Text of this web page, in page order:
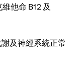
他命 B12 及
及神經系統正常